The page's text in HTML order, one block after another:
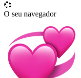
💞
O seu navegador